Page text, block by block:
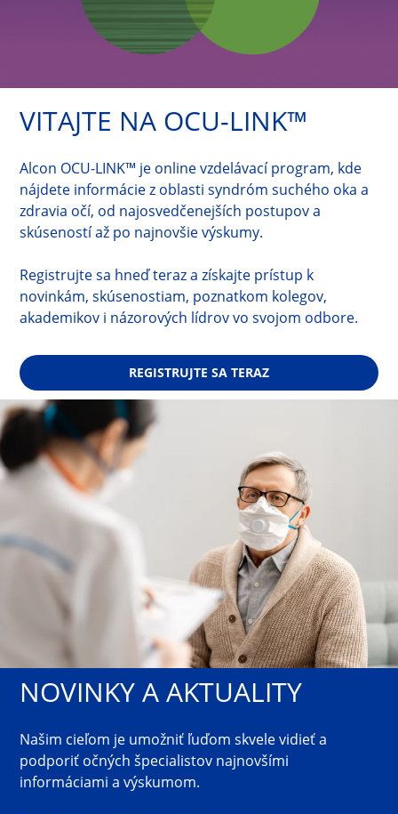
VITAJTE NA OCU-LINK™
Alcon OCU-LINK™ je online vzdelávací program, kde
nájdete informácie z oblasti syndróm suchého oka a
zdravia očí, od najosvedčenejších postupov a
skúseností až po najnovšie výskumy.
Registrujte sa hneď teraz a získajte prístup k
novinkám, skúsenostiam, poznatkom kolegov,
akademikov i názorových lídrov vo svojom odbore.
REGISTRUJTE SA TERAZ
NOVINKY A AKTUALITY
Našim cieľom je umožniť ľuďom skvele vidieť a
podporiť očných špecialistov najnovšími
informáciami a výskumom.